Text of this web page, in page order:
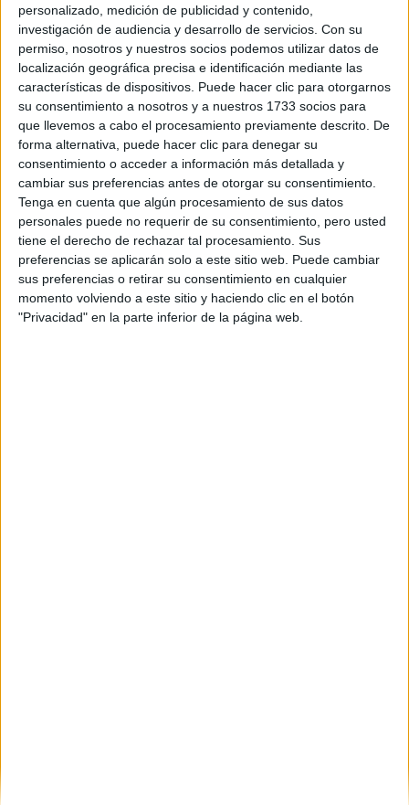
personalizado, medición de publicidad y contenido,
investigación de audiencia y desarrollo de servicios. Con su
permiso, nosotros y nuestros socios podemos utilizar datos de
localización geográfica precisa e identificación mediante las
características de dispositivos. Puede hacer clic para otorgarnos
su consentimiento a nosotros y a nuestros 1733 socios para
que llevemos a cabo el procesamiento previamente descrito. De
forma alternativa, puede hacer clic para denegar su
consentimiento o acceder a información más detallada y
cambiar sus preferencias antes de otorgar su consentimiento.
Tenga en cuenta que algún procesamiento de sus datos
personales puede no requerir de su consentimiento, pero usted
tiene el derecho de rechazar tal procesamiento. Sus
preferencias se aplicarán solo a este sitio web. Puede cambiar
sus preferencias o retirar su consentimiento en cualquier
momento volviendo a este sitio y haciendo clic en el botón
"Privacidad" en la parte inferior de la página web.
Soy:*
Chico
Chica
¿En qué año terminas (o terminaste) bachillerato o FP?
Soy estudiante de:*
Términos y Condiciones de Uso
Aceptolos Términos y Condicionesde uso*